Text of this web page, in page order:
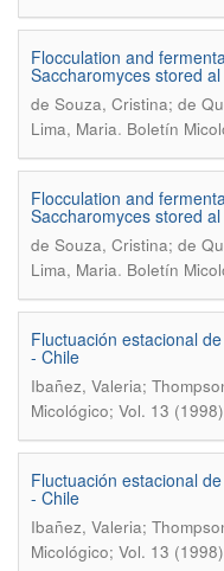
Flocculation and
Saccharomyces stored
de Souza, Cristina; de
Lima, Maria. Boletín
Flocculation and
Saccharomyces stored
de Souza, Cristina; de
Lima, Maria. Boletín
Fluctuación estacional
- Chile
Ibañez, Valeria;
Micológico; Vol. 13
Fluctuación estacional
- Chile
Ibañez, Valeria;
Micológico; Vol. 13